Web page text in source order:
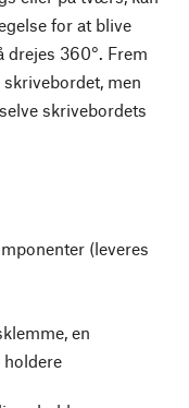
for at blive
drejes 360°. Frem
men
skrivebordets
(leveres
en